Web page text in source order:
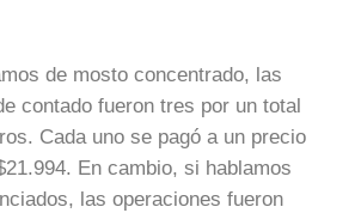
de mosto concentrado, las
contado fueron tres por un total
Cada uno se pagó a un precio
En cambio, si hablamos
las operaciones fueron